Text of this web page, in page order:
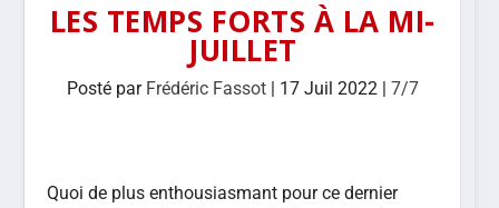
LES TEMPS FORTS À LA MI-
JUILLET
Posté par Frédéric Fassot| 17 Juil 2022| 7/7
Quoi de plus enthousiasmant pour ce dernier